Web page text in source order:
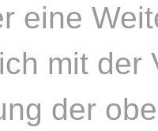
eine
mit der
der